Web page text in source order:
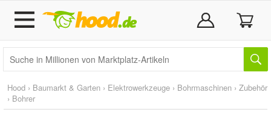
Hood › Baumarkt & Garten › Elektrowerkzeuge › Bohrmaschinen › Zubehör
› Bohrer